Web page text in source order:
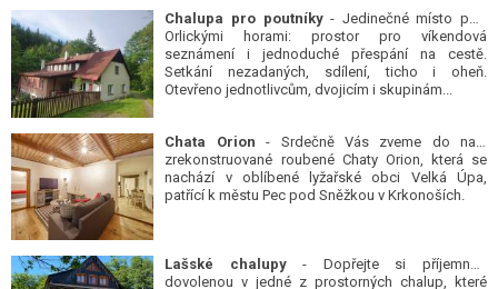
Chalupa pro poutníky
- Jedinečné místo pod
Orlickými horami: prostor pro víkendová
seznámení i jednoduché přespání na cestě.
Setkání nezadaných, sdílení, ticho i oheň.
Otevřeno jednotlivcům, dvojicím i skupinám...
Chata Orion
- Srdečně Vás zveme do naší
zrekonstruované roubené Chaty Orion, která se
nachází v oblíbené lyžařské obci Velká Úpa,
patřící k městu Pec pod Sněžkou v Krkonoších.
Lašské chalupy
- Dopřejte si příjemnou
dovolenou v jedné z prostorných chalup, které